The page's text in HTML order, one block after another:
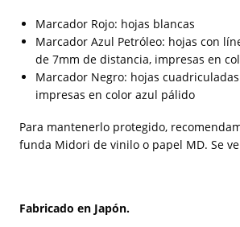
Marcador Rojo: hojas blancas
Marcador Azul Petróleo: hojas con
de 7mm de distancia, impresas en
Marcador Negro: hojas
impresas en color azul pálido
Para mantenerlo protegido,
funda Midori de vinilo o papel MD. Se
Fabricado en Japón.